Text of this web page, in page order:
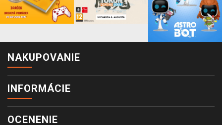
NAKUPOVANIE
INFORMÁCIE
OCENENIE